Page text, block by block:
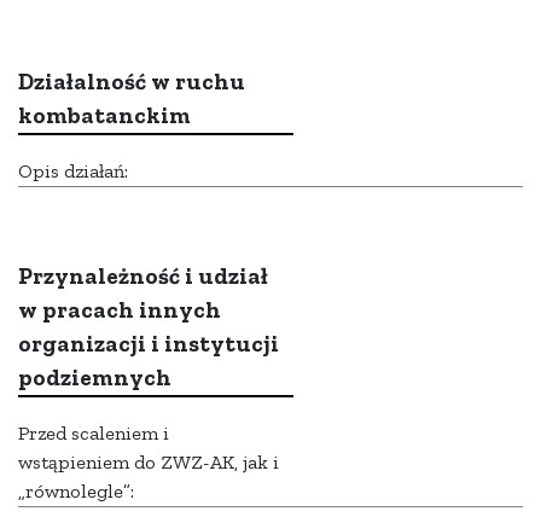
Działalność w ruchu
kombatanckim
Opis działań:
Przynależność i udział
w pracach innych
organizacji i instytucji
podziemnych
Przed scaleniem i
wstąpieniem do ZWZ-AK, jak i
„równolegle”: